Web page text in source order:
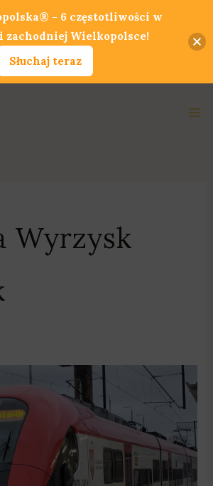
Wyrzysk
- 6 częstotliwości w
zachodniej Wielkopolsce!
Słuchaj teraz